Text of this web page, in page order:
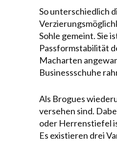
So unter­schied­lich
Sohle gemeint. Sie
Passformstabilität
Macharten
Businessschuhe
Als Brogues
versehen sind.
oder Herrenstiefel
Es existieren drei